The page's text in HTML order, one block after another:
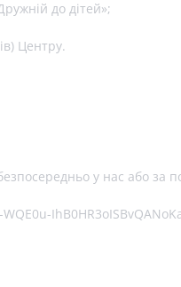
до дітей»;
Центру.
у нас або за